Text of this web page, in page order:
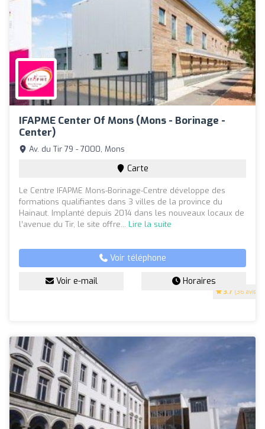
IFAPME Center Of Mons (Mons - Borinage -
Center)
3.7 (36 avis)
Av. du Tir 79 - 7000, Mons
Carte
Le Centre IFAPME Mons-Borinage-Centre développe des
formations qualifiantes dans 3 villes de la province du
Hainaut. Implanté depuis 2014 dans les nouveaux locaux de
l’avenue du Tir, le site offre... Lire la suite
Voir téléphone
Voir e-mail Horaires